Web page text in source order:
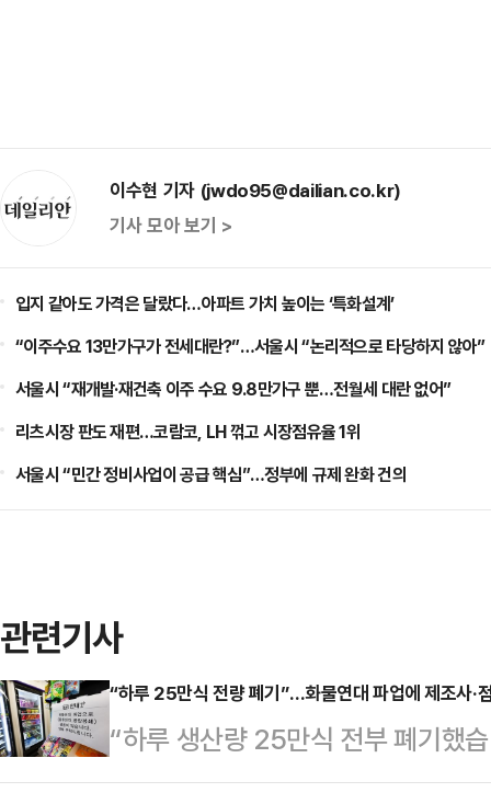
이수현 기자 (jwdo95@dailian.co.kr)
기사 모아 보기 >
입지 같아도 가격은 달랐다…아파트 가치 높이는 ‘특화설계’
“이주수요 13만가구가 전세대란?”…서울시 “논리적으로 타당하지 않아”
서울시 “재개발·재건축 이주 수요 9.8만가구 뿐…전월세 대란 없어”
리츠시장 판도 재편…코람코, LH 꺾고 시장점유율 1위
서울시 “민간 정비사업이 공급 핵심”…정부에 규제 완화 건의
관련기사
“하루 25만식 전량 폐기”…화물연대 파업에 제조사·점
“하루 생산량 25만식 전부 폐기했
로 구조적 손실이 현실화되고 있다.